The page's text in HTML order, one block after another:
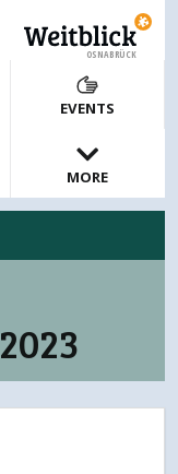
OSNABRÜCK
EVENTS
MORE